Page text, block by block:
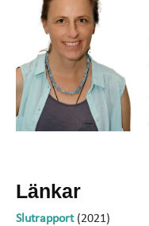
Länkar
Slutrapport(2021)